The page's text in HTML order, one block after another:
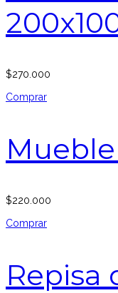
$270.000
Comprar
$220.000
Comprar
Repisa